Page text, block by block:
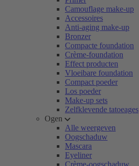
Camouflage make-up
Accessoires
Anti-aging make-up
Bronzer
Compacte foundation
Crème-foundation
Effect producten
Vloeibare foundation
Compact poeder
Los poeder
Make-up sets
Zelfklevende tatoeages
Ogen
Alle weergeven
Oogschaduw
Mascara
Eyeliner
Crème-oogschaduw